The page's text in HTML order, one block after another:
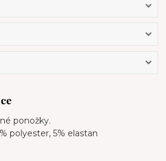
ponožky.
polyester, 5% elastan